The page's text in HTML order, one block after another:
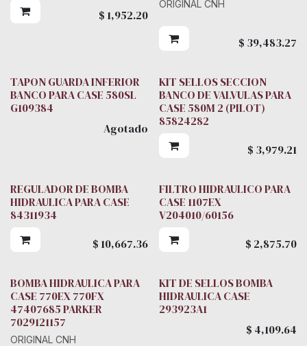
$ 1,952.20
ORIGINAL CNH
$ 39,483.27
TAPON GUARDA INFERIOR
BANCO PARA CASE 580SL
G109384
Agotado
KIT SELLOS SECCION
BANCO DE VALVULAS PARA
CASE 580M 2 (PILOT)
85824282
$ 3,979.21
REGULADOR DE BOMBA
HIDRAULICA PARA CASE
84311934
$ 10,667.36
FILTRO HIDRAULICO PARA
CASE 1107EX
V204010/60156
$ 2,875.70
BOMBA HIDRAULICA PARA
CASE 770EX 770FX
47407685 PARKER
7029121157
ORIGINAL CNH
KIT DE SELLOS BOMBA
HIDRAULICA CASE
293923A1
$ 4,109.64